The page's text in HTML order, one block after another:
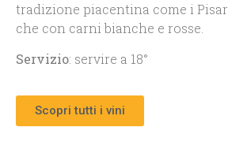
tradizione piacentina come i
che con carni bianche e rosse.
Servizio: servire a 18°
Scopri tutti i vini